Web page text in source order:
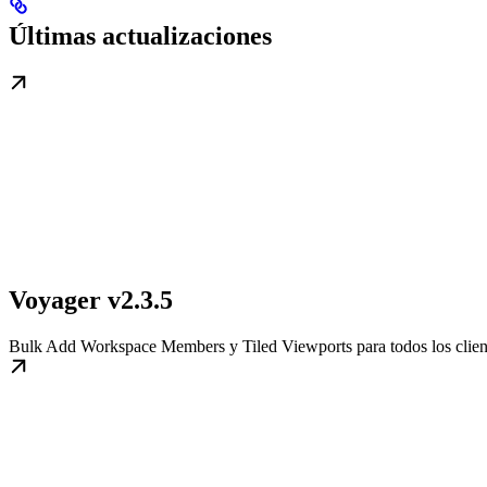
Últimas actualizaciones
Voyager v2.3.5
Bulk Add Workspace Members y Tiled Viewports para todos los